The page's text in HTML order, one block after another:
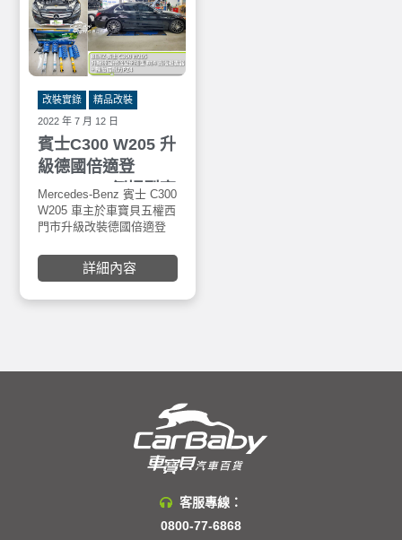
賓士C300 W205 升
級德國倍適登
(Bilstein) 倒插型高
階避震器 B14 +倍
耐力P-ZERO 19吋
輪胎 + CROMA氮
化硼5W40機油
2022 年 7 月 12 日
改裝實錄 精品改裝
Mercedes-Benz 賓士 C300
W205 車主於車寶貝五權西
門市升級改裝德國倍適登
倍耐力輪胎P-ZERO 19吋
輪胎 + CROMA 5W40 氮
詳細內容
客服專線：
0800-77-6868